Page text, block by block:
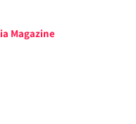
Magazine